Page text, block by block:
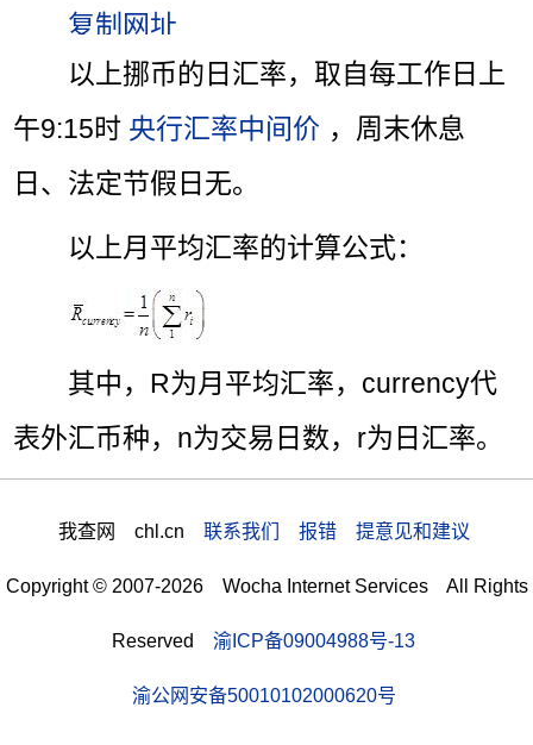
以上挪币的日汇率，取自每工作日上
午9:15时 央行汇率中间价 ，周末休息
日、法定节假日无。
以上月平均汇率的计算公式：
其中，R为月平均汇率，currency代
表外汇币种，n为交易日数，r为日汇率。
我查网 chl.cn 联系我们 报错 提意见和建议
Copyright © 2007-2026 Wocha Internet Services All Rights
Reserved 渝ICP备09004988号-13
渝公网安备50010102000620号